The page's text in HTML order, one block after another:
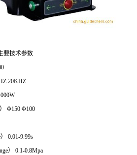
要技术参数
20KHZ
Φ150 Φ100
0.01-9.99s
） 0.1-0.8Mpa